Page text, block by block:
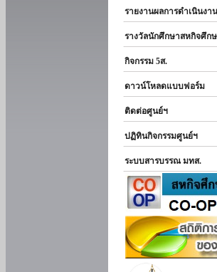
รายงานผลการดำเนินงาน
รางวัลนักศึกษาสหกิจศึกษ
กิจกรรม 5ส.
ดาวน์โหลดแบบฟอร์ม
ติดต่อศูนย์ฯ
ปฏิทินกิจกรรมศูนย์ฯ
ระบบสารบรรณ มทส.